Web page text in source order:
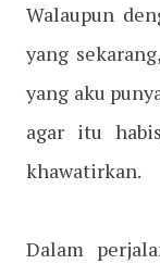
Walaupun
yang
yang aku
agar itu
khawatirkan.
Dalam